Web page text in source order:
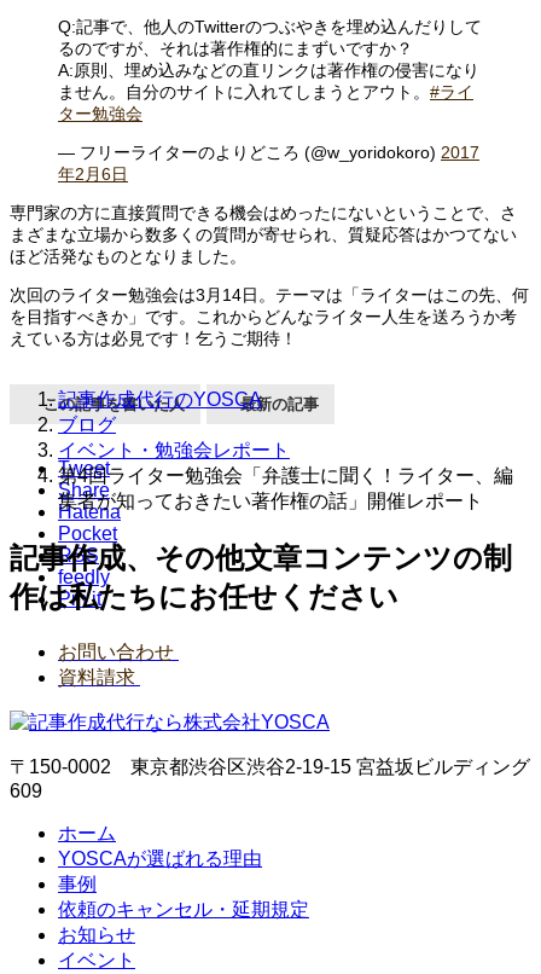
Q:記事で、他人のTwitterのつぶやきを埋め込んだりして
るのですが、それは著作権的にまずいですか？
A:原則、埋め込みなどの直リンクは著作権の侵害になり
ません。自分のサイトに入れてしまうとアウト。 #ライ
ター勉強会
— フリーライターのよりどころ (@w_yoridokoro) 2017
年2月6日
専門家の方に直接質問できる機会はめったにないということで、さ
まざまな立場から数多くの質問が寄せられ、質疑応答はかつてない
ほど活発なものとなりました。
次回のライター勉強会は3月14日。テーマは「ライターはこの先、何
を目指すべきか」です。これからどんなライター人生を送ろうか考
えている方は必見です！乞うご期待！
この記事を書いた人 最新の記事
Tweet
Share
Hatena
Pocket
RSS
feedly
Pin it
記事作成代行のYOSCA
ブログ
イベント・勉強会レポート
第4回ライター勉強会「弁護士に聞く！ライター、編
集者が知っておきたい著作権の話」開催レポート
記事作成、その他文章コンテンツの制
作は私たちにお任せください
お問い合わせ
資料請求
〒150-0002 東京都渋谷区渋谷2-19-15 宮益坂ビルディング
609
ホーム
YOSCAが選ばれる理由
事例
依頼のキャンセル・延期規定
お知らせ
イベント